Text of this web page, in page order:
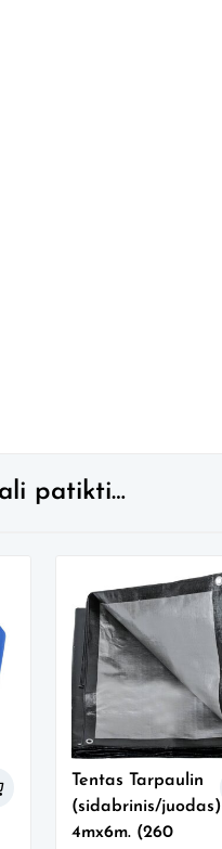
patikti…
Tentas Tarpaulin
(sidabrinis/juodas)
4mx6m. (260